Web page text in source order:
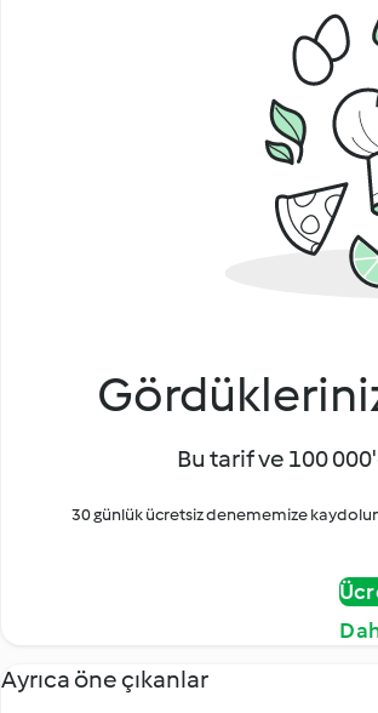
Bu tarif ve 100
30 günlük ücretsiz denememize
Ayrıca öne çıkanlar